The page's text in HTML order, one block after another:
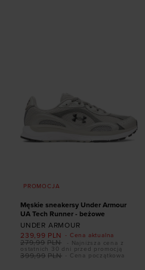
PROMOCJA
Dodaj produkt w
Męskie sneakersy Under Armour
UA Tech Runner - beżowe
UNDER ARMOUR
- Cena aktualna
239,99 PLN
- Cena początkowa
399,99 PLN
279,99 PLN
- Najniższa cena z
ostatnich 30 dni przed promocją